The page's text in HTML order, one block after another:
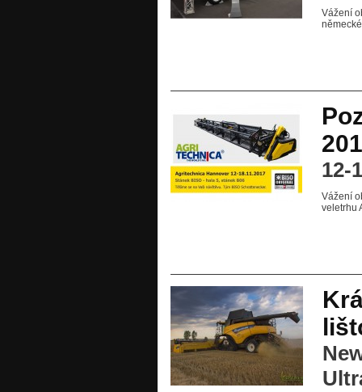
Vážení
12-
Vážení
veletrhu